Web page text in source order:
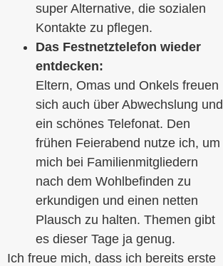
super Alternative, die sozialen
Kontakte zu pflegen.
Das Festnetztelefon wieder
entdecken:
Eltern, Omas und Onkels freuen
sich auch über Abwechslung und
ein schönes Telefonat. Den
frühen Feierabend nutze ich, um
mich bei Familienmitgliedern
nach dem Wohlbefinden zu
erkundigen und einen netten
Plausch zu halten. Themen gibt
es dieser Tage ja genug.
Ich freue mich, dass ich bereits erste